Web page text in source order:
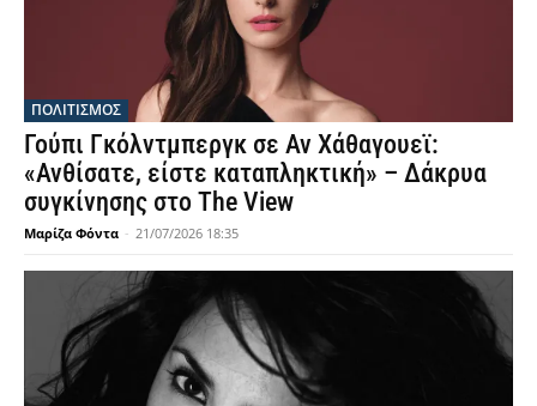
ΠΟΛΙΤΙΣΜΟΣ
Γούπι Γκόλντμπεργκ σε Αν Χάθαγουεϊ:
«Ανθίσατε, είστε καταπληκτική» – Δάκρυα
συγκίνησης στο The View
Μαρίζα Φόντα - 21/07/2026 18:35